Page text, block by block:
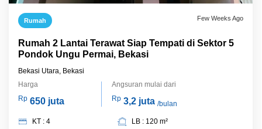
Rumah Few Weeks Ago
Rumah 2 Lantai Terawat Siap Tempati di Sektor 5
Pondok Ungu Permai, Bekasi
Bekasi Utara, Bekasi
Harga
Rp 650 juta
Angsuran mulai dari
Rp 3,2 juta /bulan
KT : 4
LB : 120 m²